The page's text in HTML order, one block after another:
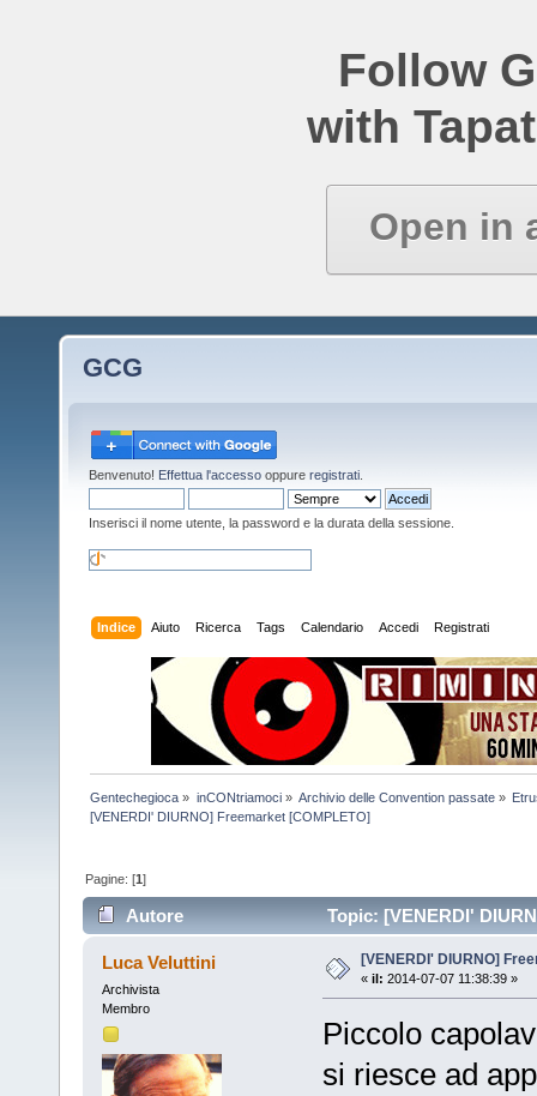
Follow
with
Open in
GCG
Benvenuto! Effettua l'accesso oppure registrati
Inserisci il nome utente, la password e la durata della sessione.
Indice Aiuto Ricerca Tags Calendario Accedi Registrati
Gentechegioca » inCONtriamoci» Archivio delle Convention passate»
[VENERDI' DIURNO] Freemarket [COMPLETO]
Pagine: [1]
Autore Topic: [VENERDI'
Luca Veluttini
Archivista
Membro
[VENERDI' DIURNO]
« il: 2014-07-07 11:38:39 »
Piccolo
si riesce ad